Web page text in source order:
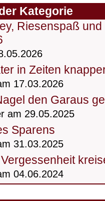
Kategorie
Riesenspaß
in Zeiten
17.03.2026
den Garaus
am 29.05.2025
Sparens
31.03.2025
04.06.2024